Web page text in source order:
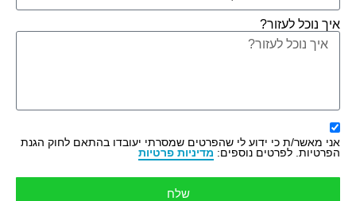
איך נוכל לעזור?
אני מאשר/ת כי ידוע לי שהפרטים שמסרתי יעובדו בהתאם לחוק הגנת
הפרטיות. לפרטים נוספים: מדיניות פרטיות
שלח